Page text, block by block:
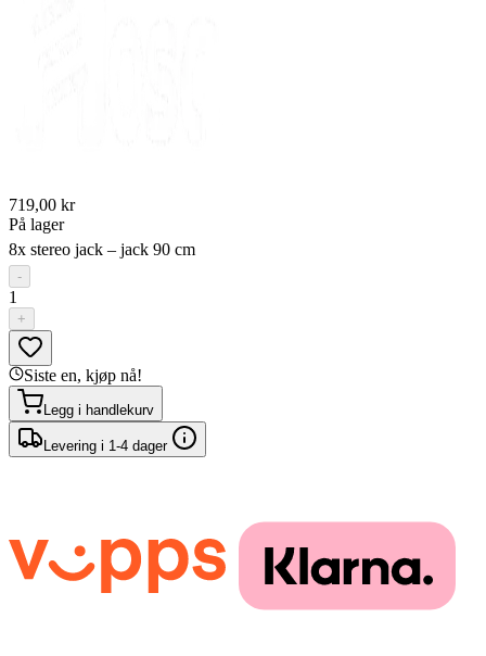
719,00 kr
På lager
8x stereo jack – jack 90 cm
-
1
+
Siste en, kjøp nå!
Legg i handlekurv
Levering i 1-4 dager